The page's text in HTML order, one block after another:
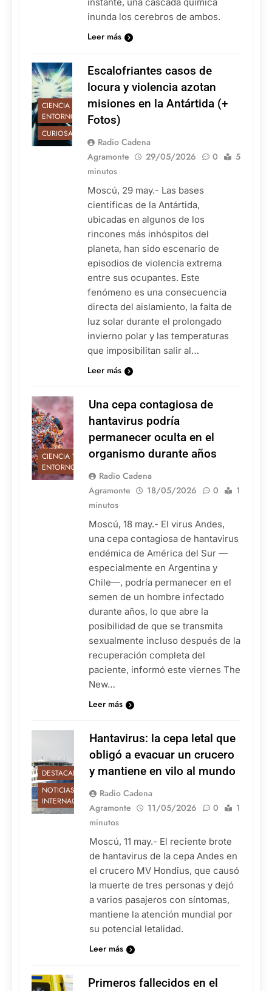
instante, una cascada química
inunda los cerebros de ambos.
Leer más
CIENCIA Y
ENTORNO
CURIOSAS
Escalofriantes casos de
locura y violencia azotan
misiones en la Antártida (+
Fotos)
Radio Cadena
Agramonte
29/05/2026 0
5
minutos
Moscú, 29 may.- Las bases
científicas de la Antártida,
ubicadas en algunos de los
rincones más inhóspitos del
planeta, han sido escenario de
episodios de violencia extrema
entre sus ocupantes. Este
fenómeno es una consecuencia
directa del aislamiento, la falta de
luz solar durante el prolongado
invierno polar y las temperaturas
que imposibilitan salir al…
Leer más
CIENCIA Y
ENTORNO
Una cepa contagiosa de
hantavirus podría
permanecer oculta en el
organismo durante años
Radio Cadena
Agramonte
18/05/2026 0
1
minutos
Moscú, 18 may.- El virus Andes,
una cepa contagiosa de hantavirus
endémica de América del Sur —
especialmente en Argentina y
Chile—, podría permanecer en el
semen de un hombre infectado
durante años, lo que abre la
posibilidad de que se transmita
sexualmente incluso después de la
recuperación completa del
paciente, informó este viernes The
New…
Leer más
DESTACADAS
NOTICIAS
INTERNACIONALES
Hantavirus: la cepa letal que
obligó a evacuar un crucero
y mantiene en vilo al mundo
Radio Cadena
Agramonte
11/05/2026 0
1
minutos
Moscú, 11 may.- El reciente brote
de hantavirus de la cepa Andes en
el crucero MV Hondius, que causó
la muerte de tres personas y dejó
a varios pasajeros con síntomas,
mantiene la atención mundial por
su potencial letalidad.
Leer más
Primeros fallecidos en el